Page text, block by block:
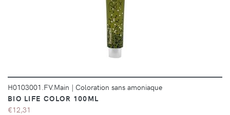
DÉTAILS
H0103001.FV.Main | Coloration sans amoniaque
BIO LIFE COLOR 100ML
€12,31